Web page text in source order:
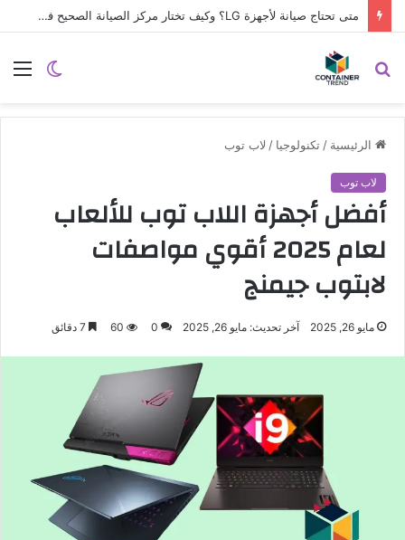
نموذج التواصل
إرسال
متى تحتاج صيانة لأجهزة LG؟ وكيف تختار مركز الصيانة الصحيح في مصر
الوضع
بحث
الرئيسية / تكنولوجيا / لاب توب
لاب توب
أفضل أجهزة اللاب توب للألعاب
لعام 2025 أقوي مواصفات
لابتوب جيمنج
مايو 26, 2025 آخر تحديث: مايو 26, 2025 0
60